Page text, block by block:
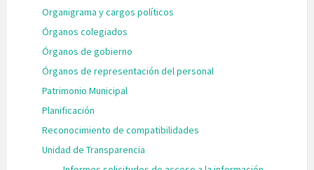
Organigrama y cargos políticos
Órganos colegiados
Órganos de gobierno
Órganos de representación del personal
Patrimonio Municipal
Planificación
Reconocimiento de compatibilidades
Unidad de Transparencia